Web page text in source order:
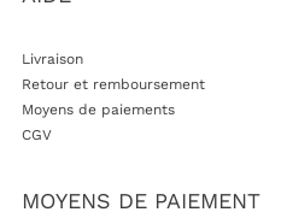
Livraison
Retour et remboursement
Moyens de paiements
CGV
MOYENS DE PAIEMENT